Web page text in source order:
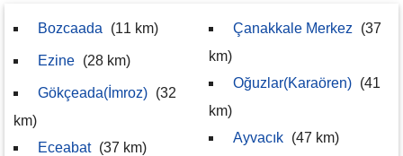
Bozcaada (11 km)
Ezine (28 km)
Gökçeada(İmroz) (32
km)
Eceabat (37 km)
Çanakkale Merkez
(37
km)
Oğuzlar(Karaören) (41
km)
Ayvacık (47 km)